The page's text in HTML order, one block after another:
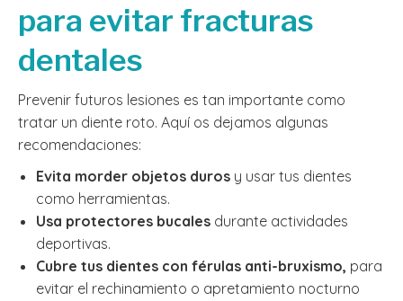
para evitar fracturas
dentales
Prevenir futuros lesiones es tan importante como
tratar un diente roto. Aquí os dejamos algunas
recomendaciones:
Evita morder objetos duros y usar tus dientes
como herramientas.
Usa protectores bucales durante actividades
deportivas.
Cubre tus dientes con férulas anti-bruxismo, para
evitar el rechinamiento o apretamiento nocturno